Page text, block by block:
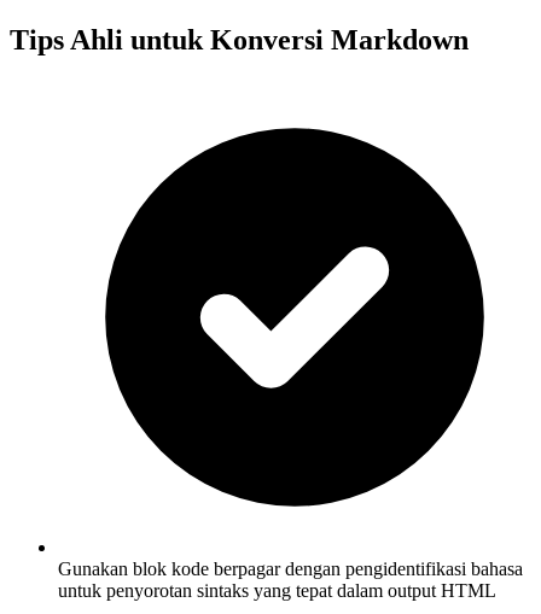
Tips Ahli untuk Konversi Markdown
Gunakan blok kode berpagar dengan pengidentifikasi bahasa
untuk penyorotan sintaks yang tepat dalam output HTML